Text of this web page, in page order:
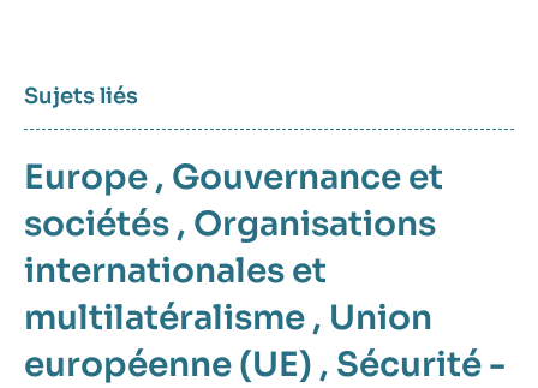
Sujets liés
Europe , Gouvernance et
sociétés , Organisations
internationales et
multilatéralisme , Union
européenne (UE) , Sécurité -